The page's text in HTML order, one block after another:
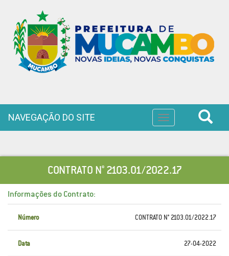
Toggle
navigation
NAVEGAÇÃO DO SITE
CONTRATO N° 2103.01/2022.17
Informações do Contrato:
Número CONTRATO N° 2103.01/2022.17
Data 27-04-2022